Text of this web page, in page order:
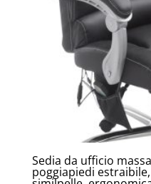
Sedia da ufficio
poggiapiedi